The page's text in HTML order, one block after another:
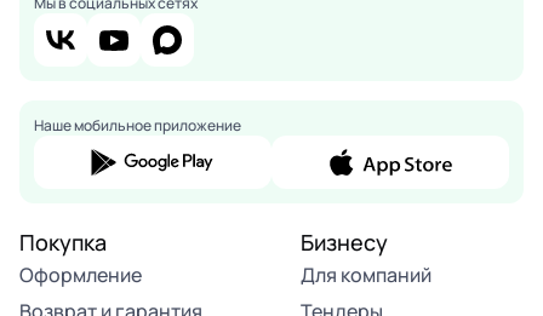
Наше мобильное приложение
Покупка
Оформление
Бизнесу
Для компаний